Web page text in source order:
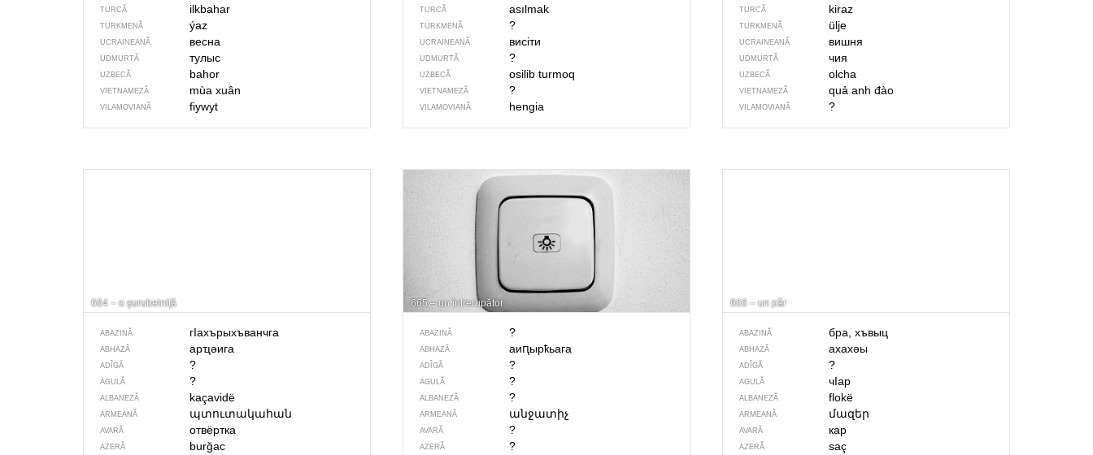
TURCĂ ilkbahar
TURKMENĂ ýaz
UCRAINEANĂ весна
UDMURTĂ тулыс
UZBECĂ bahor
VIETNAMEZĂ mùa xuân
VILAMOVIANĂ fiywyt
TURCĂ asılmak
TURKMENĂ ?
UCRAINEANĂ висіти
UDMURTĂ ?
UZBECĂ osilib turmoq
VIETNAMEZĂ ?
VILAMOVIANĂ hengia
TURCĂ kiraz
TURKMENĂ ülje
UCRAINEANĂ вишня
UDMURTĂ чия
UZBECĂ olcha
VIETNAMEZĂ quả anh đào
VILAMOVIANĂ ?
664 – o șurubelniță
ABAZINĂ гIахърыхъванчга
ABHAZĂ арҵәига
ADÎGĂ ?
AGULĂ ?
ALBANEZĂ kaçavidë
ARMEANĂ պտուտակահան
AVARĂ отвёртка
AZERĂ burğac
665 – un întrerupător
ABAZINĂ ?
ABHAZĂ аиԥырҟьага
ADÎGĂ ?
AGULĂ ?
ALBANEZĂ ?
ARMEANĂ անջատիչ
AVARĂ ?
AZERĂ ?
666 – un păr
ABAZINĂ бра, хъвыц
ABHAZĂ ахахәы
ADÎGĂ ?
AGULĂ чIар
ALBANEZĂ flokë
ARMEANĂ մազեր
AVARĂ кар
AZERĂ saç